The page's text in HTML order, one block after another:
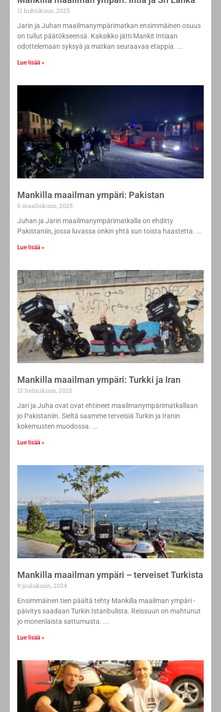
11 huhtikuun, 2025
Jarin ja Juhan maailmanympärimatkan ensimmäinen osuus
on tullut päätökseensä. Kaksikko jätti Mankit Intiaan
odottelemaan syksyä ja matkan seuraavaa etappia.
Lue lisää »
Mankilla maailman ympäri: Pakistan
6 maaliskuun, 2025
Juhan ja Jarin maailmanympärimatkalla on ehditty
Pakistaniin, jossa luvassa onkin yhtä sun toista haastetta.
Lue lisää »
Mankilla maailman ympäri: Turkki ja Iran
12 helmikuun, 2025
Jari ja Juha ovat ovat ehtineet maailmanympärimatkallaan
jo Pakistaniin. Sieltä saamme terveisiä Turkin ja Iranin
kokemusten muodossa.
Lue lisää »
Mankilla maailman ympäri – terveiset Turkista
9 joulukuun, 2024
Ensimmäinen tien päältä tehty Mankilla maailman ympäri -
päivitys saadaan Turkin Istanbulista. Reissuun on mahtunut
jo monenlaista sattumusta.
Lue lisää »